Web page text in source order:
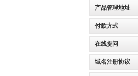
产品管理地址
付款方式
在线提问
域名注册协议